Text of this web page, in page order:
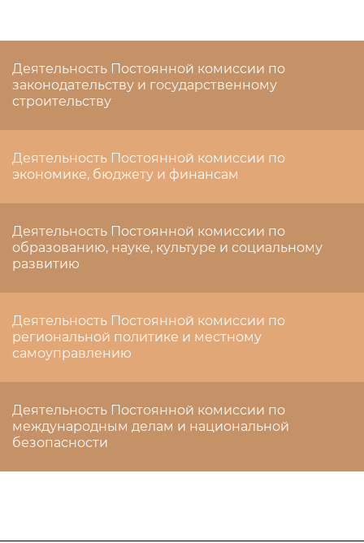
Деятельность Постоянной комиссии по
законодательству и государственному
строительству
Деятельность Постоянной комиссии по
экономике, бюджету и финансам
Деятельность Постоянной комиссии по
образованию, науке, культуре и социальному
развитию
Деятельность Постоянной комиссии по
региональной политике и местному
самоуправлению
Деятельность Постоянной комиссии по
международным делам и национальной
безопасности